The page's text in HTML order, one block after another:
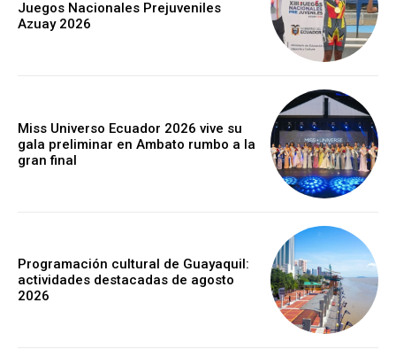
Juegos Nacionales Prejuveniles
Azuay 2026
Miss Universo Ecuador 2026 vive su
gala preliminar en Ambato rumbo a la
gran final
Programación cultural de Guayaquil:
actividades destacadas de agosto
2026